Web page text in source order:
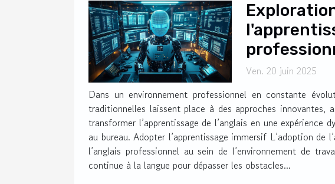
Ven. 20 juin 2025
Dans un environnement professionnel en constante
traditionnelles laissent place à des approches
transformer l’apprentissage de l’anglais en une
au bureau. Adopter l’apprentissage immersif L’adoption
l’anglais professionnel au sein de l’environnement de
continue à la langue pour dépasser les obstacles...